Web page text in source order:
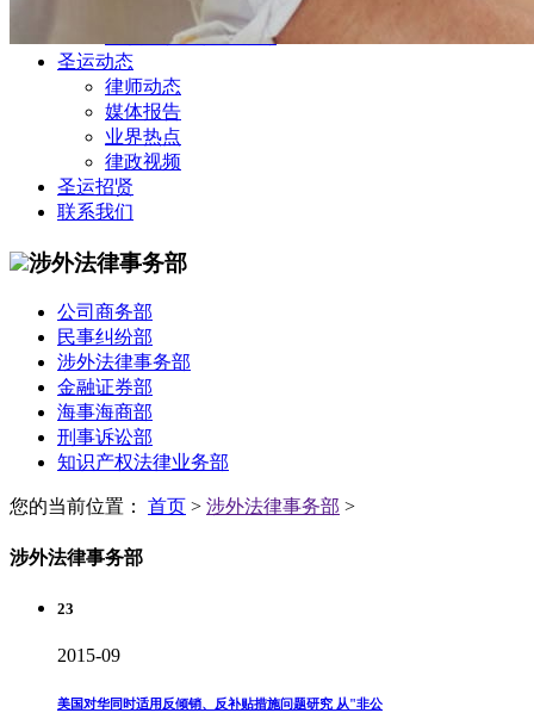
刑事诉讼部
知识产权法律业务部
圣运动态
律师动态
媒体报告
业界热点
律政视频
圣运招贤
联系我们
涉外法律事务部
公司商务部
民事纠纷部
涉外法律事务部
金融证券部
海事海商部
刑事诉讼部
知识产权法律业务部
您的当前位置： 首页 > 涉外法律事务部 >
涉外法律事务部
23
2015-09
美国对华同时适用反倾销、反补贴措施问题研究 从"非公